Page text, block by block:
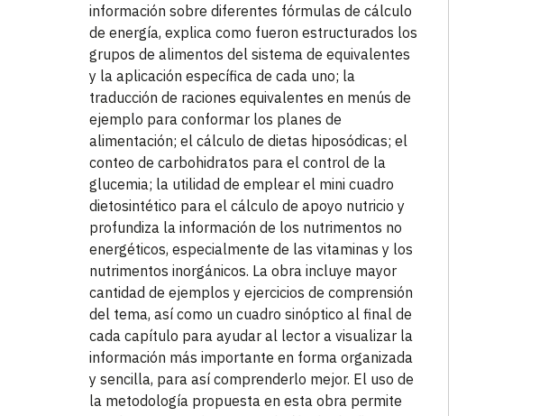
información sobre diferentes fórmulas de cálculo
de energía, explica como fueron estructurados los
grupos de alimentos del sistema de equivalentes
y la aplicación específica de cada uno; la
traducción de raciones equivalentes en menús de
ejemplo para conformar los planes de
alimentación; el cálculo de dietas hiposódicas; el
conteo de carbohidratos para el control de la
glucemia; la utilidad de emplear el mini cuadro
dietosintético para el cálculo de apoyo nutricio y
profundiza la información de los nutrimentos no
energéticos, especialmente de las vitaminas y los
nutrimentos inorgánicos. La obra incluye mayor
cantidad de ejemplos y ejercicios de comprensión
del tema, así como un cuadro sinóptico al final de
cada capítulo para ayudar al lector a visualizar la
información más importante en forma organizada
y sencilla, para así comprenderlo mejor. El uso de
la metodología propuesta en esta obra permite